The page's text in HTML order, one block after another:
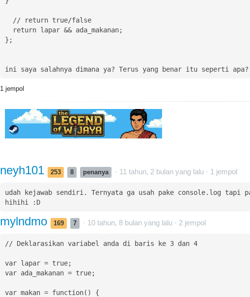
};
ini saya salahnya dimana ya? Terus yang benar itu seperti apa?
1 jempol
neyh101 253 8 penanya · 11 tahun, 2 bulan yang lalu · 1 jempol
udah kejawab sendiri. Ternyata ga usah pake console.log tapi
hihihi :D
mylndmo 169 7 · 10 tahun, 8 bulan yang lalu · 2 jempol
// Deklarasikan variabel anda di baris ke 3 dan 4
var lapar = true;
var ada_makanan = true;
var makan = function() {